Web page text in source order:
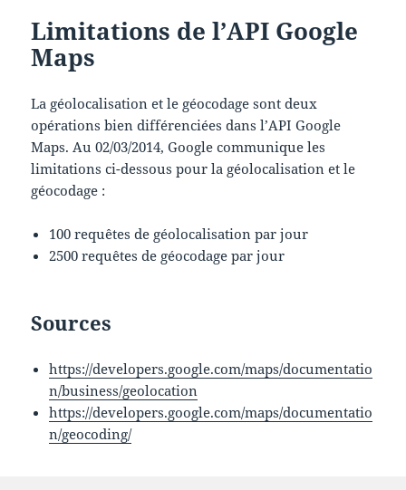
Limitations de l’API Google
Maps
La géolocalisation et le géocodage sont deux
opérations bien différenciées dans l’API Google
Maps. Au 02/03/2014, Google communique les
limitations ci-dessous pour la géolocalisation et le
géocodage :
100 requêtes de géolocalisation par jour
2500 requêtes de géocodage par jour
Sources
https://developers.google.com/maps/documentatio
n/business/geolocation
https://developers.google.com/maps/documentatio
n/geocoding/